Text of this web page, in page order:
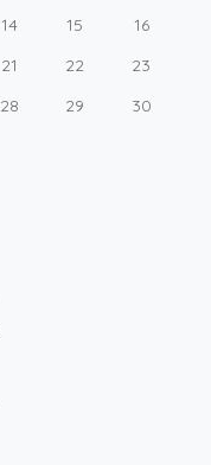
14 15
16
21 22
23
28 29
30